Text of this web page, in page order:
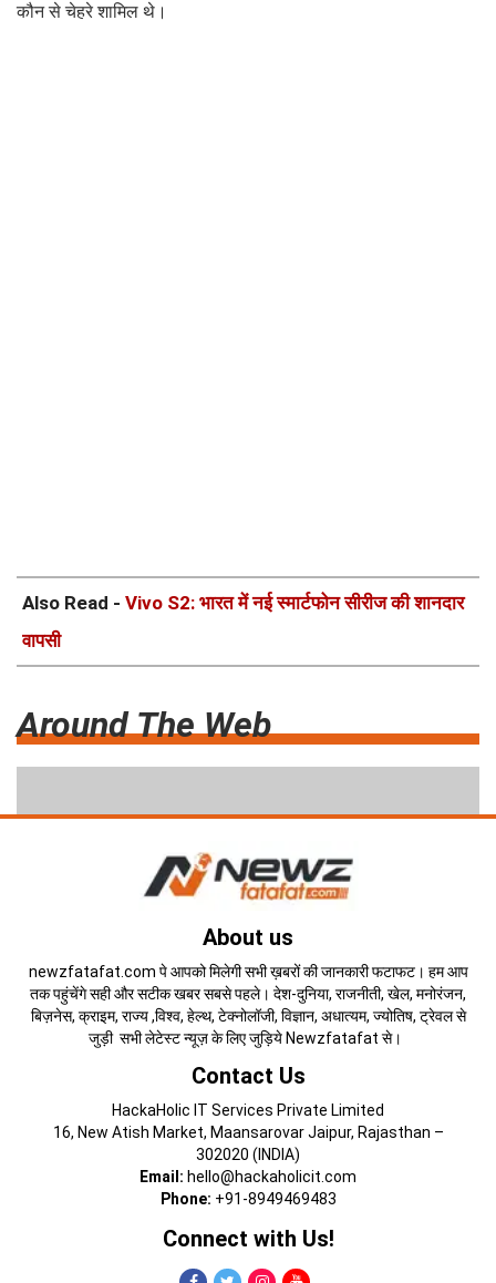
कौन से चेहरे शामिल थे।
Also Read - Vivo S2: भारत में नई स्मार्टफोन सीरीज की शानदार
वापसी
Around The Web
About us
newzfatafat.com पे आपको मिलेगी सभी ख़बरों की जानकारी फटाफट। हम आप
तक पहुंचेंगे सही और सटीक खबर सबसे पहले। देश-दुनिया, राजनीती, खेल, मनोरंजन,
बिज़नेस, क्राइम, राज्य ,विश्व, हेल्थ, टेक्नोलॉजी, विज्ञान, अधात्यम, ज्योतिष, ट्रेवल से
जुड़ी सभी लेटेस्ट न्यूज़ के लिए जुड़िये Newzfatafat से।
Contact Us
HackaHolic IT Services Private Limited
16, New Atish Market, Maansarovar Jaipur, Rajasthan –
302020 (INDIA)
Email: hello@hackaholicit.com
Phone: +91-8949469483
Connect with Us!